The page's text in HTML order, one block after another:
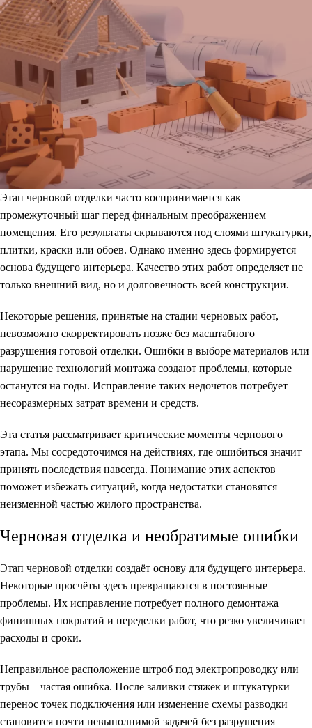
Этап черновой отделки часто воспринимается как
промежуточный шаг перед финальным преображением
помещения. Его результаты скрываются под слоями штукатурки,
плитки, краски или обоев. Однако именно здесь формируется
основа будущего интерьера. Качество этих работ определяет не
только внешний вид, но и долговечность всей конструкции.
Некоторые решения, принятые на стадии черновых работ,
невозможно скорректировать позже без масштабного
разрушения готовой отделки. Ошибки в выборе материалов или
нарушение технологий монтажа создают проблемы, которые
останутся на годы. Исправление таких недочетов потребует
несоразмерных затрат времени и средств.
Эта статья рассматривает критические моменты чернового
этапа. Мы сосредоточимся на действиях, где ошибиться значит
принять последствия навсегда. Понимание этих аспектов
поможет избежать ситуаций, когда недостатки становятся
неизменной частью жилого пространства.
Черновая отделка и необратимые ошибки
Этап черновой отделки создаёт основу для будущего интерьера.
Некоторые просчёты здесь превращаются в постоянные
проблемы. Их исправление потребует полного демонтажа
финишных покрытий и переделки работ, что резко увеличивает
расходы и сроки.
Неправильное расположение штроб под электропроводку или
трубы – частая ошибка. После заливки стяжек и штукатурки
перенос точек подключения или изменение схемы разводки
становится почти невыполнимой задачей без разрушения